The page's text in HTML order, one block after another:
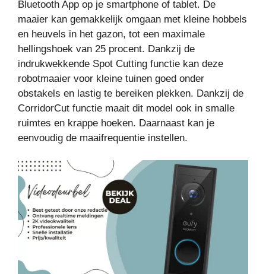
Bluetooth App op je smartphone of tablet. De
maaier kan gemakkelijk omgaan met kleine hobbels
en heuvels in het gazon, tot een maximale
hellingshoek van 25 procent. Dankzij de
indrukwekkende Spot Cutting functie kan deze
robotmaaier voor kleine tuinen goed onder
obstakels en lastig te bereiken plekken. Dankzij de
CorridorCut functie maait dit model ook in smalle
ruimtes en krappe hoeken. Daarnaast kan je
eenvoudig de maaifrequentie instellen.